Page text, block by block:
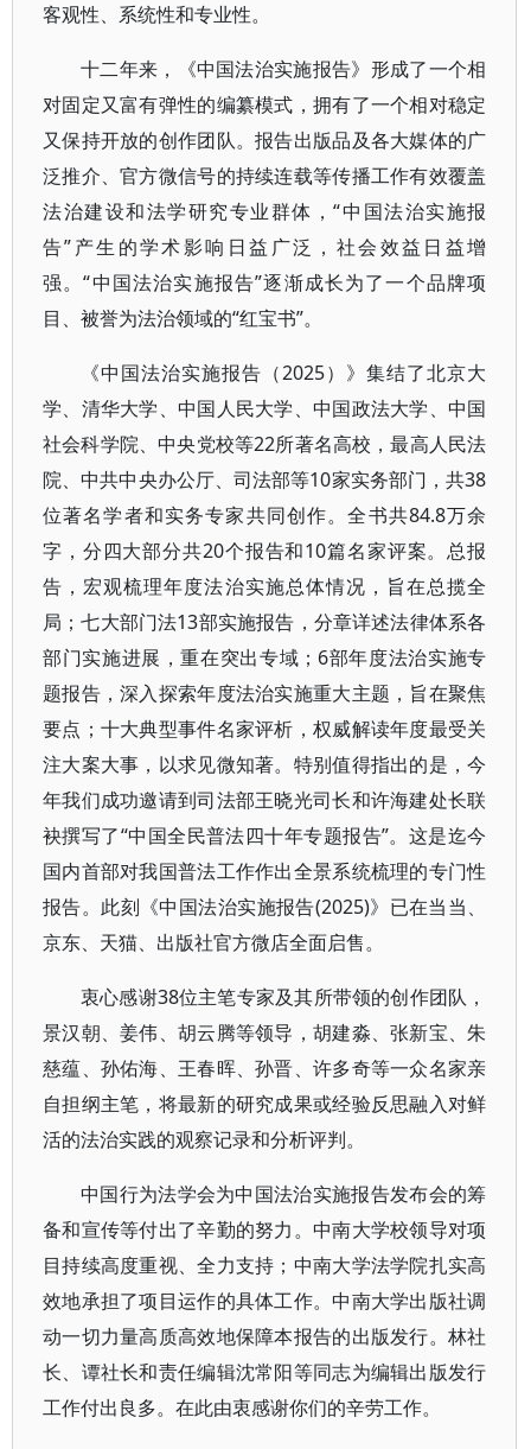
客观性、系统性和专业性。
十二年来，《中国法治实施报告》形成了一个相
对固定又富有弹性的编纂模式，拥有了一个相对稳定
又保持开放的创作团队。报告出版品及各大媒体的广
泛推介、官方微信号的持续连载等传播工作有效覆盖
法治建设和法学研究专业群体，“中国法治实施报
告”产生的学术影响日益广泛，社会效益日益增
强。“中国法治实施报告”逐渐成长为了一个品牌项
目、被誉为法治领域的“红宝书”。
《中国法治实施报告（2025）》集结了北京大
学、清华大学、中国人民大学、中国政法大学、中国
社会科学院、中央党校等22所著名高校，最高人民法
院、中共中央办公厅、司法部等10家实务部门，共38
位著名学者和实务专家共同创作。全书共84.8万余
字，分四大部分共20个报告和10篇名家评案。总报
告，宏观梳理年度法治实施总体情况，旨在总揽全
局；七大部门法13部实施报告，分章详述法律体系各
部门实施进展，重在突出专域；6部年度法治实施专
题报告，深入探索年度法治实施重大主题，旨在聚焦
要点；十大典型事件名家评析，权威解读年度最受关
注大案大事，以求见微知著。特别值得指出的是，今
年我们成功邀请到司法部王晓光司长和许海建处长联
袂撰写了“中国全民普法四十年专题报告”。这是迄今
国内首部对我国普法工作作出全景系统梳理的专门性
报告。此刻《中国法治实施报告(2025)》已在当当、
京东、天猫、出版社官方微店全面启售。
衷心感谢38位主笔专家及其所带领的创作团队，
景汉朝、姜伟、胡云腾等领导，胡建淼、张新宝、朱
慈蕴、孙佑海、王春晖、孙晋、许多奇等一众名家亲
自担纲主笔，将最新的研究成果或经验反思融入对鲜
活的法治实践的观察记录和分析评判。
中国行为法学会为中国法治实施报告发布会的筹
备和宣传等付出了辛勤的努力。中南大学校领导对项
目持续高度重视、全力支持；中南大学法学院扎实高
效地承担了项目运作的具体工作。中南大学出版社调
动一切力量高质高效地保障本报告的出版发行。林社
长、谭社长和责任编辑沈常阳等同志为编辑出版发行
工作付出良多。在此由衷感谢你们的辛劳工作。